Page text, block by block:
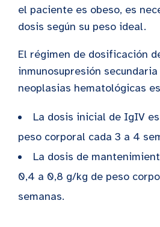
el paciente es obeso, es
dosis según su peso ideal.
El régimen de dosificación
inmunosupresión
neoplasias hematológicas
La dosis inicial de IgIV
peso corporal cada 3 a 4
La dosis de
0,4 a 0,8 g/kg de peso
semanas.